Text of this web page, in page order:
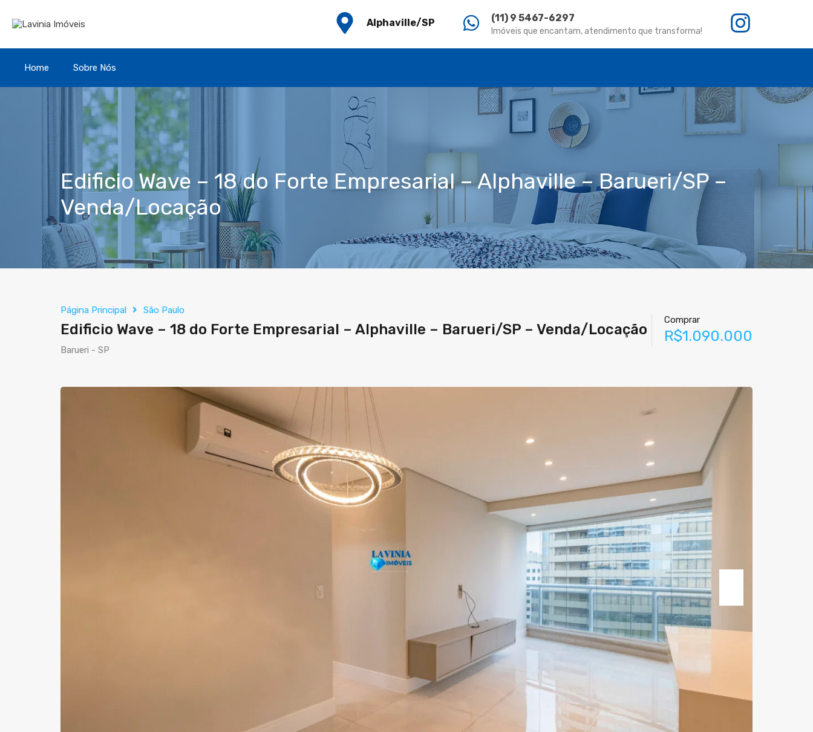
Alphaville/SP (11) 9 5467-6297
Imóveis que encantam, atendimento que transforma!
Home Sobre Nós
Edificio Wave – 18 do Forte Empresarial – Alphaville – Barueri/SP –
Venda/Locação
Página Principal São Paulo
Edificio Wave – 18 do Forte Empresarial – Alphaville – Barueri/SP – Venda/Locação
Barueri - SP
Comprar
R$1.090.000